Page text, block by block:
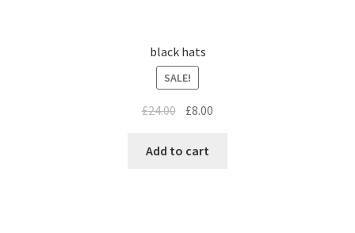
black hats
SALE!
£24.00 £8.00
Add to cart